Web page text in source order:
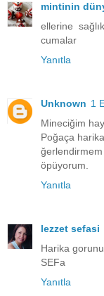
mintinin
ellerine
cumalar
Yanıtla
Unknown 1
Mineciğim
Poğaça
öpüyorum.
Yanıtla
lezzet sefasi
Harika
SEFa
Yanıtla